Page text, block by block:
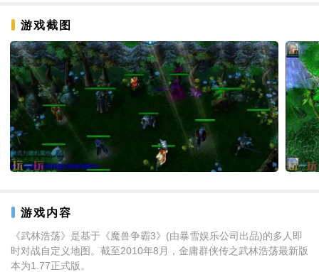
游戏截图
游戏内容
《武林浩荡》是基于《魔兽争霸3》(由暴雪娱乐公司出品)的多人即
时对战自定义地图。截至2010年8月，金庸群侠传之武林浩荡最新版
本为1.77正式版。